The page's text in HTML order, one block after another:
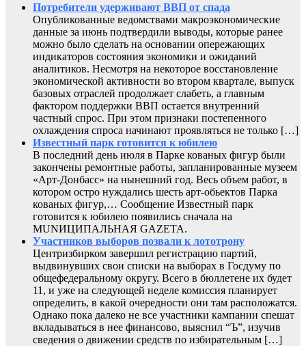
Потребители удерживают ВВП от спада
Опубликованные ведомствами макроэкономические
данные за июнь подтвердили выводы, которые ранее
можно было сделать на основании опережающих
индикаторов состояния экономики и ожиданий
аналитиков. Несмотря на некоторое восстановление
экономической активности во втором квартале, выпуск
базовых отраслей продолжает слабеть, а главным
фактором поддержки ВВП остается внутренний
частный спрос. При этом признаки постепенного
охлаждения спроса начинают проявляться не только […]
Известный парк готовится к юбилею
В последний день июля в Парке кованых фигур были
закончены ремонтные работы, запланированные музеем
«Арт-Донбасс» на нынешний год. Весь объем работ, в
котором остро нуждались шесть арт-обьектов Парка
кованых фигур,… Сообщение Известный парк
готовится к юбилею появились сначала на
MUNИЦИПАЛЬНАЯ GAZЕТА.
Участников выборов позвали к лототрону
Центризбирком завершил регистрацию партий,
выдвинувших свои списки на выборах в Госдуму по
общефедеральному округу. Всего в бюллетене их будет
11, и уже на следующей неделе комиссия планирует
определить, в какой очередности они там расположатся.
Однако пока далеко не все участники кампании спешат
вкладываться в нее финансово, выяснил “Ъ”, изучив
сведения о движении средств по избирательным […]